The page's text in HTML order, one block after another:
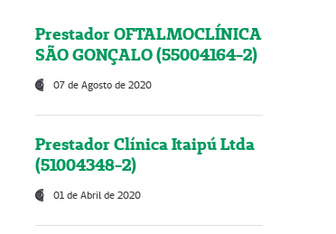
Prestador OFTALMOCLÍNICA
SÃO GONÇALO (55004164-2)
07 de Agosto de 2020
Prestador Clínica Itaipú Ltda
(51004348-2)
01 de Abril de 2020